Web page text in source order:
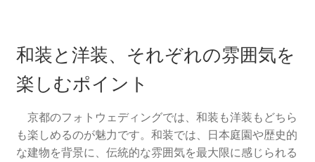
京都の結婚式の独特なウエディング
アーカイブ
和装と洋装、それぞれの雰囲気を
楽しむポイント
京都のフォトウェディングでは、和装も洋装もどちら
も楽しめるのが魅力です。和装では、日本庭園や歴史的
な建物を背景に、伝統的な雰囲気を最大限に感じられる